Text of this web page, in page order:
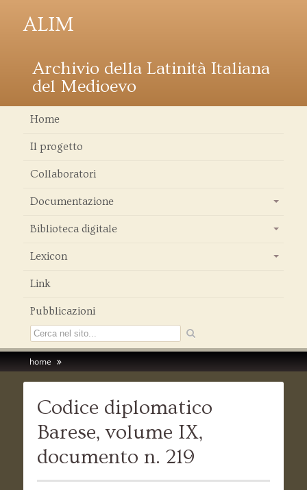
ALIM
Archivio della Latinità Italiana
del Medioevo
Home
Il progetto
Collaboratori
Documentazione
Biblioteca digitale
Lexicon
Link
Pubblicazioni
home
Codice diplomatico
Barese, volume IX,
documento n. 219